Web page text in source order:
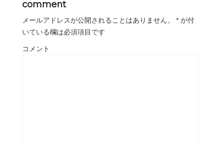
comment
メールアドレスが公開されることはありません。 * が付
いている欄は必須項目です
コメント